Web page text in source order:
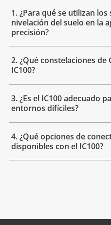
1. ¿Para qué se utilizan los
nivelación del suelo en la
precisión?
2. ¿Qué constelaciones de
IC100?
3. ¿Es el IC100 adecuado
entornos difíciles?
4. ¿Qué opciones de
disponibles con el IC100?